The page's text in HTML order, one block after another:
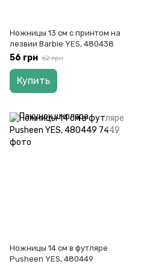
Ножницы 13 см с принтом на
лезвии Barbie YES, 480438
56 грн 62 грн
Купить
Ножницы 14 см в футляре
Pusheen YES, 480449